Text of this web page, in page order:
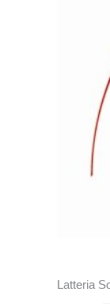
Latteria